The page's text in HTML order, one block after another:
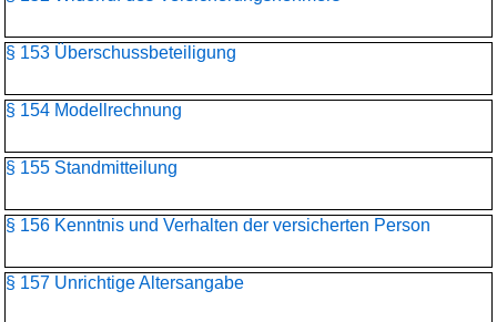
§ 153 Überschussbeteiligung
§ 154 Modellrechnung
§ 155 Standmitteilung
§ 156 Kenntnis und Verhalten der versicherten Person
§ 157 Unrichtige Altersangabe